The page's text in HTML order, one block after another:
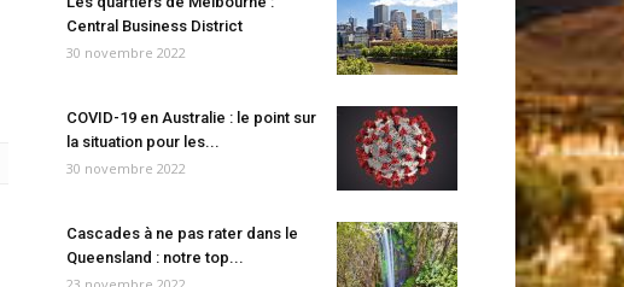
Central Business District
30 novembre 2022
COVID-19 en Australie : le point sur
la situation pour les...
30 novembre 2022
Cascades à ne pas rater dans le
Queensland : notre top...